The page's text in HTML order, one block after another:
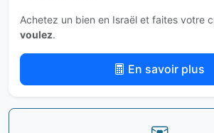
Achetez un bien en Israël et faites votre
voulez.
En savoir plus